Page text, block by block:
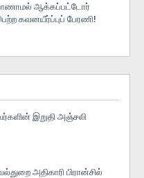
காணாமல் ஆக்கப்பட்டோர்
கவனயீர்ப்புப் பேரணி!
இறுதி அஞ்சலி
அதிகாரி பிரான்சில்